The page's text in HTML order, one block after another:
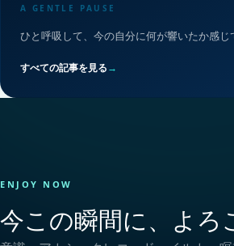
A GENTLE PAUSE
ひと呼吸して、今の自分に何が響いたか感じ
すべての記事を見る→
ENJOY NOW
今この瞬間に、よろ